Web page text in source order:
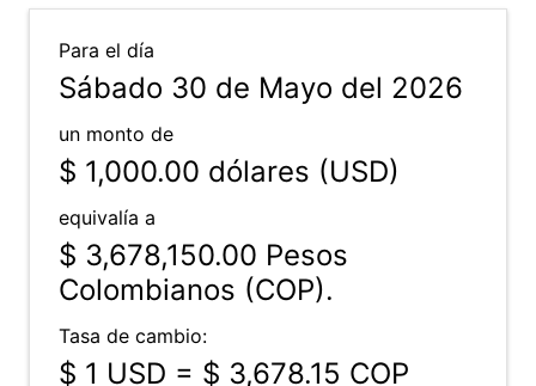
Para el día
Sábado 30 de Mayo del 2026
un monto de
$ 1,000.00 dólares (USD)
equivalía a
$ 3,678,150.00 Pesos
Colombianos (COP).
Tasa de cambio:
$ 1 USD = $ 3,678.15 COP